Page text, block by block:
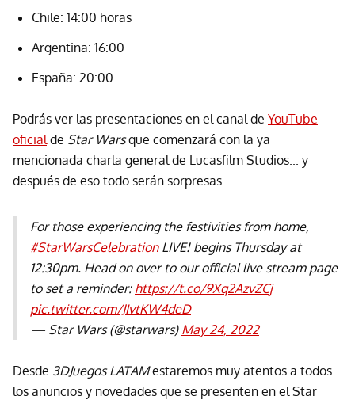
Chile: 14:00 horas
Argentina: 16:00
España: 20:00
Podrás ver las presentaciones en el canal de YouTube
oficial de Star Warsque comenzará con la ya
mencionada charla general de Lucasfilm Studios... y
después de eso todo serán sorpresas.
For those experiencing the festivities from home,
#StarWarsCelebrationLIVE! begins Thursday at
12:30pm. Head on over to our official live stream page
to set a reminder: https://t.co/9Xq2AzvZCj
pic.twitter.com/JIvtKW4deD
— Star Wars (@starwars) May 24, 2022
Desde 3DJuegos LATAMestaremos muy atentos a todos
los anuncios y novedades que se presenten en el Star